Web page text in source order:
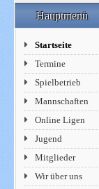
Hauptmenü
Startseite
Termine
Spielbetrieb
Mannschaften
Online Ligen
Jugend
Mitglieder
Wir über uns